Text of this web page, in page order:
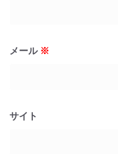
メール ※
サイト